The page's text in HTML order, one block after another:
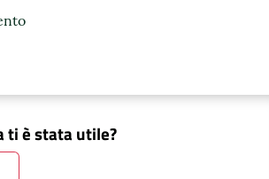
ti è stata utile?